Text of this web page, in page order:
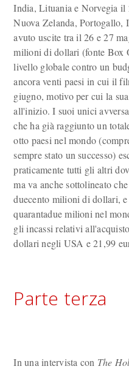
India, Lituania e Norvegia il
Nuova Zelanda, Portogallo,
avuto uscite tra il 26 e 27
milioni di dollari (fonte Box
livello globale contro un
ancora venti paesi in cui il
giugno, motivo per cui la
all'inizio. I suoi unici
che ha già raggiunto un
otto paesi nel mondo
sempre stato un successo)
praticamente tutti gli altri
ma va anche sottolineato
duecento milioni di dollari, e
quarantadue milioni nel
gli incassi relativi
dollari negli USA e 21,99
Parte terza
In una intervista con The